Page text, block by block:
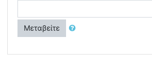
Μεταβείτε